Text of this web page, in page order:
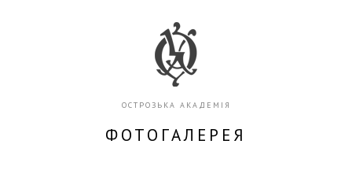
ОСТРОЗЬКА АКАДЕМІЯ
ФОТОГАЛЕРЕЯ